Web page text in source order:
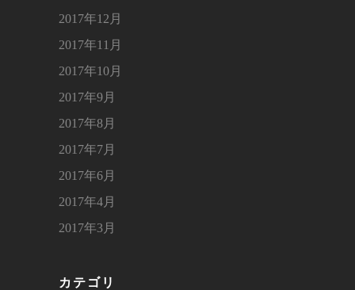
2017年12月
2017年11月
2017年10月
2017年9月
2017年8月
2017年7月
2017年6月
2017年4月
2017年3月
カテゴリ